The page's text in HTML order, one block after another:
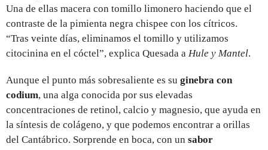
Una de ellas macera con tomillo limonero haciendo que el
contraste de la pimienta negra chispee con los cítricos.
“Tras veinte días, eliminamos el tomillo y utilizamos
citocinina en el cóctel”, explica Quesada a Hule y Mantel.
Aunque el punto más sobresaliente es su ginebra con
codium, una alga conocida por sus elevadas
concentraciones de retinol, calcio y magnesio, que ayuda en
la síntesis de colágeno, y que podemos encontrar a orillas
del Cantábrico. Sorprende en boca, con un sabor